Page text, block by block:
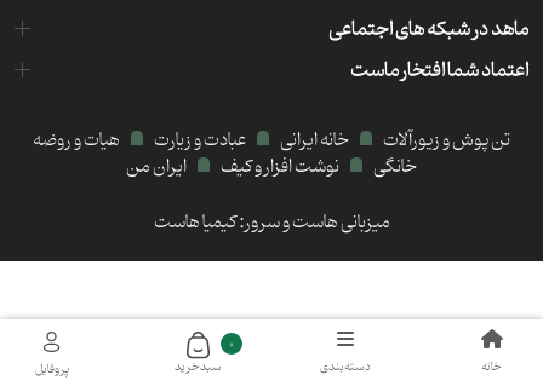
ماهد در شبکه های اجتماعی
اعتماد شما افتخار ماست
تن پوش و زیورآلات خانه ایرانی عبادت و زیارت
هیات و روضه
خانگی
نوشت افزار و کیف
ایران من
میزبانی هاست و سرور:کیمیا هاست
خانه دسته‌بندی
0
سبد‌خرید پروفایل